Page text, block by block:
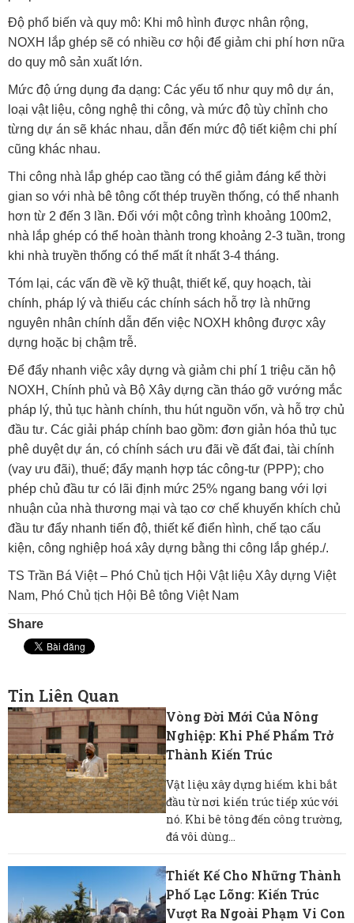
Độ phổ biến và quy mô: Khi mô hình được nhân rộng,
NOXH lắp ghép sẽ có nhiều cơ hội để giảm chi phí hơn nữa
do quy mô sản xuất lớn.
Mức độ ứng dụng đa dạng: Các yếu tố như quy mô dự án,
loại vật liệu, công nghệ thi công, và mức độ tùy chỉnh cho
từng dự án sẽ khác nhau, dẫn đến mức độ tiết kiệm chi phí
cũng khác nhau.
Thi công nhà lắp ghép cao tầng có thể giảm đáng kể thời
gian so với nhà bê tông cốt thép truyền thống, có thể nhanh
hơn từ 2 đến 3 lần. Đối với một công trình khoảng 100m2,
nhà lắp ghép có thể hoàn thành trong khoảng 2-3 tuần, trong
khi nhà truyền thống có thể mất ít nhất 3-4 tháng.
Tóm lại, các vấn đề về kỹ thuật, thiết kế, quy hoạch, tài
chính, pháp lý và thiếu các chính sách hỗ trợ là những
nguyên nhân chính dẫn đến việc NOXH không được xây
dựng hoặc bị chậm trễ.
Để đẩy nhanh việc xây dựng và giảm chi phí 1 triệu căn hộ
NOXH, Chính phủ và Bộ Xây dựng cần tháo gỡ vướng mắc
pháp lý, thủ tục hành chính, thu hút nguồn vốn, và hỗ trợ chủ
đầu tư. Các giải pháp chính bao gồm: đơn giản hóa thủ tục
phê duyệt dự án, có chính sách ưu đãi về đất đai, tài chính
(vay ưu đãi), thuế; đẩy mạnh hợp tác công-tư (PPP); cho
phép chủ đầu tư có lãi định mức 25% ngang bang với lợi
nhuận của nhà thương mại và tạo cơ chế khuyến khích chủ
đầu tư đẩy nhanh tiến độ, thiết kế điển hình, chế tạo cấu
kiện, công nghiệp hoá xây dựng bằng thi công lắp ghép./.
TS Trần Bá Việt – Phó Chủ tịch Hội Vật liệu Xây dựng Việt
Nam, Phó Chủ tịch Hội Bê tông Việt Nam
Share
Tin Liên Quan
Vòng Đời Mới Của Nông
Nghiệp: Khi Phế Phẩm Trở
Thành Kiến Trúc
Vật liệu xây dựng hiếm khi bắt
đầu từ nơi kiến ​​trúc tiếp xúc với
nó. Khi bê tông đến công trường,
đá vôi dùng...
Thiết Kế Cho Những Thành
Phố Lạc Lõng: Kiến Trúc
Vượt Ra Ngoài Phạm Vi Con